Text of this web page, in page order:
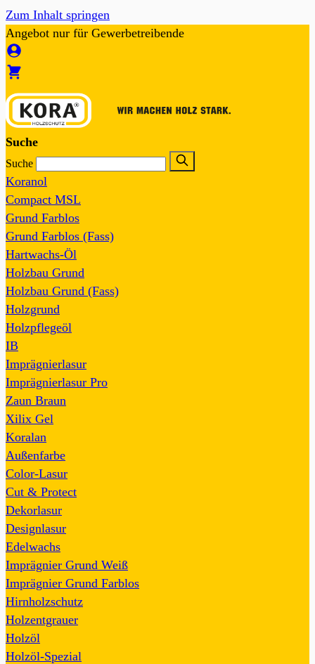
Zum Inhalt springen
Angebot nur für Gewerbetreibende
Suche
Suche
Koranol
Compact MSL
Grund Farblos
Grund Farblos (Fass)
Hartwachs-Öl
Holzbau Grund
Holzbau Grund (Fass)
Holzgrund
Holzpflegeöl
IB
Imprägnierlasur
Imprägnierlasur Pro
Zaun Braun
Xilix Gel
Koralan
Außenfarbe
Color-Lasur
Cut & Protect
Dekorlasur
Designlasur
Edelwachs
Imprägnier Grund Weiß
Imprägnier Grund Farblos
Hirnholzschutz
Holzentgrauer
Holzöl
Holzöl-Spezial